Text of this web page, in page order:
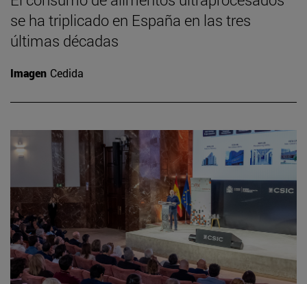
se ha triplicado en España en las tres
últimas décadas
Imagen Cedida